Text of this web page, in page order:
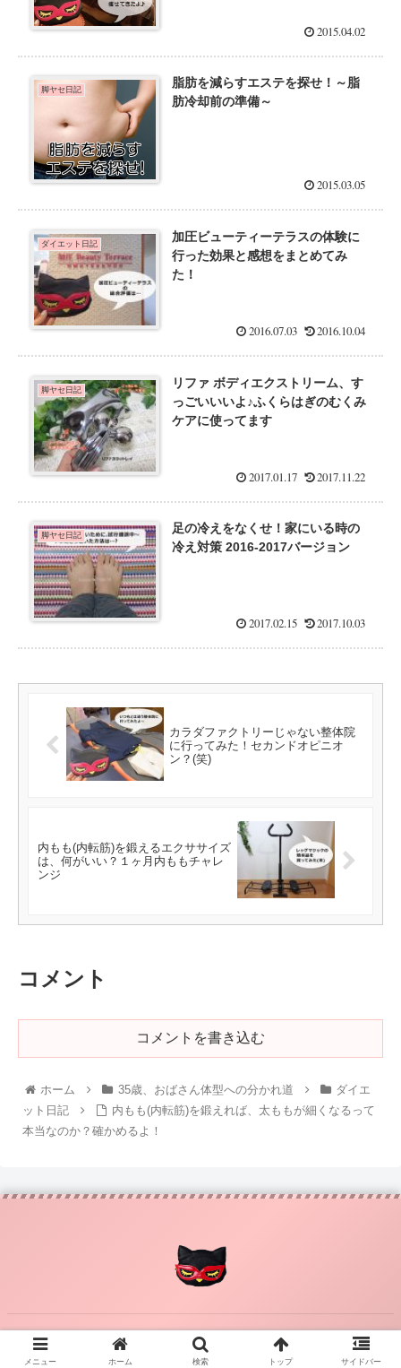
2015.04.02
脚ヤセ日記
脂肪を減らすエステを探せ！～脂
肪冷却前の準備～
2015.03.05
ダイエット日記
加圧ビューティーテラスの体験に
行った効果と感想をまとめてみ
た！
2016.07.03 2016.10.04
脚ヤセ日記
リファ ボディエクストリーム、す
っごいいいよ♪ふくらはぎのむくみ
ケアに使ってます
2017.01.17 2017.11.22
脚ヤセ日記
足の冷えをなくせ！家にいる時の
冷え対策 2016-2017バージョン
2017.02.15 2017.10.03
カラダファクトリーじゃない整体院
に行ってみた！セカンドオピニオ
ン？(笑)
内もも(内転筋)を鍛えるエクササイズ
は、何がいい？１ヶ月内ももチャレ
ンジ
コメント
コメントを書き込む
ホーム 35歳、おばさん体型への分かれ道
ダイエ
ット日記
内もも(内転筋)を鍛えれば、太ももが細くなるって
本当なのか？確かめるよ！
© 2014-2026 かわいい♥TMK36.
メニュー ホーム 検索 トップ サイドバー